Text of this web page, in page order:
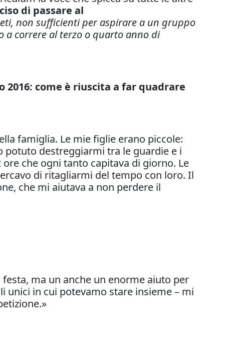
di passare al
non sufficienti per aspirare a un gruppo
a correre al terzo o quarto anno di
2016: come è riuscita a far quadrare
famiglia. Le mie figlie erano piccole:
potuto destreggiarmi tra le guardie e i
che ogni tanto capitava di giorno. Le
di ritagliarmi del tempo con loro. Il
che mi aiutava a non perdere il
ma un anche un enorme aiuto per
unici in cui potevamo stare insieme – mi